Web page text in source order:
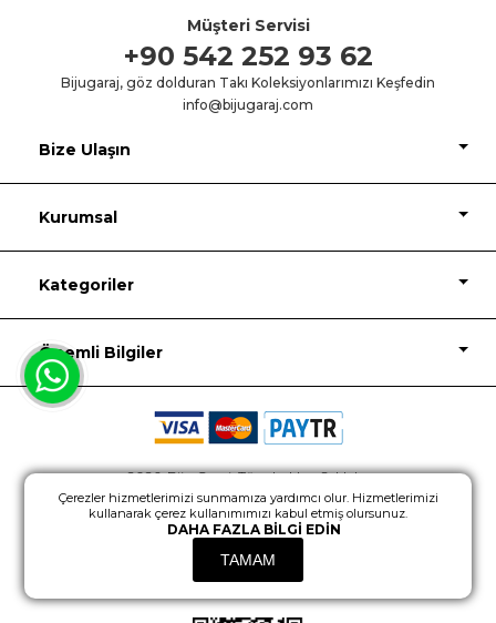
Müşteri Servisi
+90 542 252 93 62
Bijugaraj, göz dolduran Takı Koleksiyonlarımızı Keşfedin
info@bijugaraj.com
Bize Ulaşın
Kurumsal
Kategoriler
Önemli Bilgiler
2026, Biju Garaj, Tüm hakları Saklıdır.
Powered bynopCommerce Design
Çerezler hizmetlerimizi sunmamıza yardımcı olur. Hizmetlerimizi
kullanarak çerez kullanımımızı kabul etmiş olursunuz.
DAHA FAZLA BILGI EDIN
TAMAM